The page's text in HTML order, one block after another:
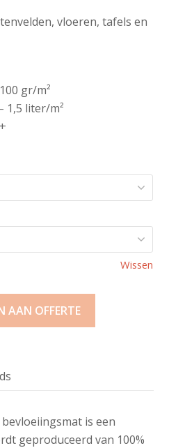
vloeren, tafels en
gr/m²
1,5 liter/m²
Wissen
AAN OFFERTE
bevloeiingsmat is een
geproduceerd van 100%